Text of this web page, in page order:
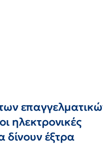
ηλεκτρονικές
δίνουν έξτρα